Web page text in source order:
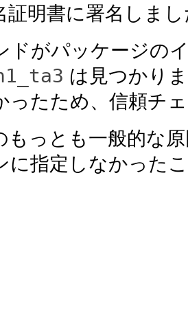
証明書に署名しま
ドがパッケージの
は見つかり
ったため、信頼チ
もっとも一般的な
に指定しなかった